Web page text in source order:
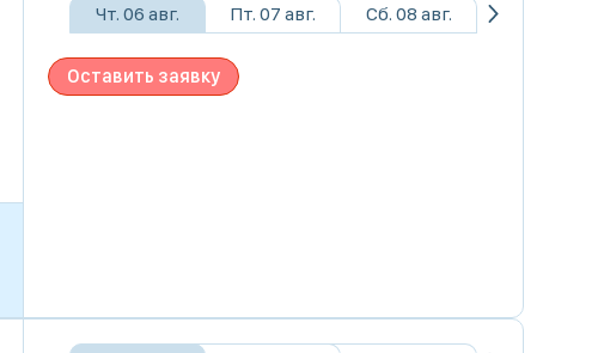
Чт. 06 авг. Пт. 07 авг. Сб. 08 авг.
Оставить заявку